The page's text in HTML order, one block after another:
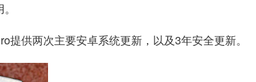
提供两次主要安卓系统更新，以及3年安全更新。